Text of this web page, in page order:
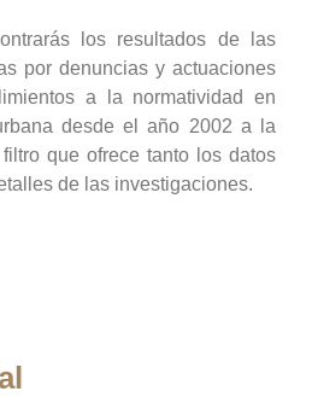
los resultados de las
por denuncias y actuaciones
a la normatividad en
desde el año 2002 a la
que ofrece tanto los datos
de las investigaciones.